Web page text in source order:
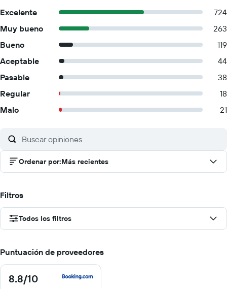
Excelente
724
Muy bueno
263
Bueno
119
Aceptable
44
Pasable
38
Regular
18
Malo
21
Ordenar por:Más recientes
Filtros
Todos los filtros
Puntuación de proveedores
8.8/10
8.8